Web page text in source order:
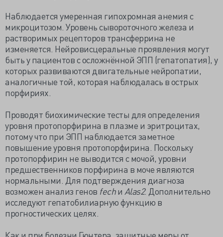
Наблюдается умеренная гипохромная анемия с
микроцитозом. Уровень сывороточного железа и
растворимых рецепторов трансферрина не
изменяется. Нейровисцеральные проявления могут
быть у пациентов с осложнённой ЭПП (гепатопатия), у
которых развиваются двигательные нейропатии,
аналогичные той, которая наблюдалась в острых
порфириях.
Проводят биохимические тесты для определения
уровня протопорфирина в плазме и эритроцитах,
потому что при ЭПП наблюдается заметное
повышение уровня протопорфирина. Поскольку
протопорфирин не выводится с мочой, уровни
предшественников порфирина в моче являются
нормальными. Для подтверждения диагноза
возможен анализ генов fechи Alas2. Дополнительно
исследуют гепатобилиарную функцию в
прогностических целях.
Как и при болезни Гюнтера, защитные меры от